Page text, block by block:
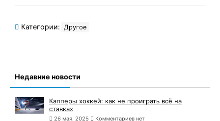
Категории: Другое
Недавние новости
Капперы хоккей: как не проиграть всё на
ставках
26 мая, 2025 Комментариев нет